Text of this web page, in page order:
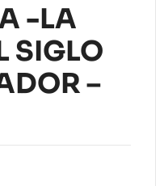
-LA
SIGLO
–